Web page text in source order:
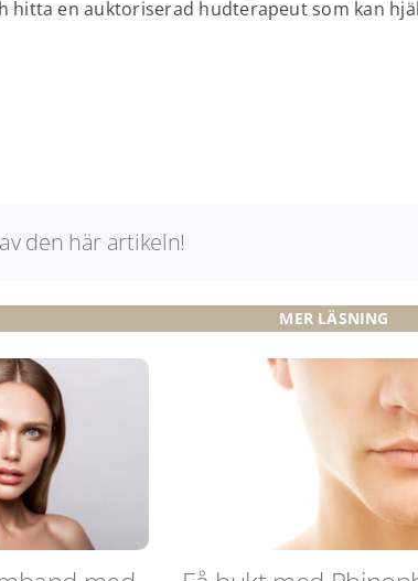
hitta en auktoriserad hudterapeut som kan
den här artikeln!
MER LÄSNING